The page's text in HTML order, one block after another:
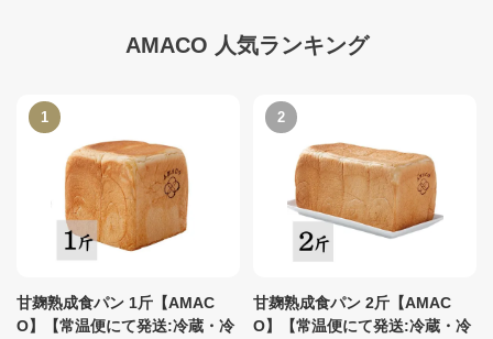
AMACO 人気ランキング
甘麹熟成食パン 1斤【AMAC
O】【常温便にて発送:冷蔵・冷
甘麹熟成食パン 2斤【AMAC
O】【常温便にて発送:冷蔵・冷